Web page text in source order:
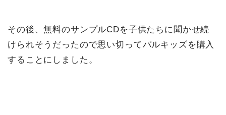
その後、無料のサンプルCDを子供たちに聞かせ続
けられそうだったので思い切ってパルキッズを購入
することにしました。